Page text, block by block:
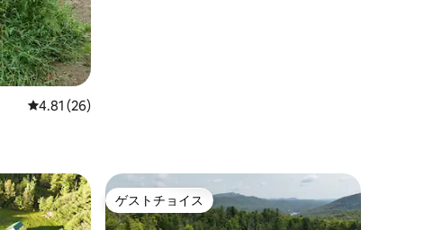
レビュー26件、5つ星中4.81つ星の平均評価
4.81 (26)
ゲストチョイス
ゲストチョイス